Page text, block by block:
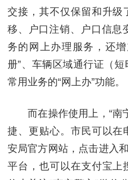
交接，其不仅保留和升级
移、户口注销、户口信息
务的网上办理服务，还
册”、车辆区域通行证（
常用业务的“网上办”功能。
而在操作使用上，“南
捷、更贴心。市民可以在
安局官方网站，点击进入
平台，也可以在支付宝上